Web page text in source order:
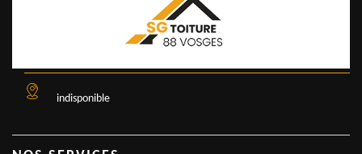
indisponible